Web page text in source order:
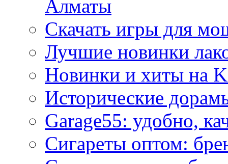
Алматы
Скачать игры для
Лучшие новинки
Новинки и хиты на
Исторические
Garage55: удобно,
Сигареты оптом: